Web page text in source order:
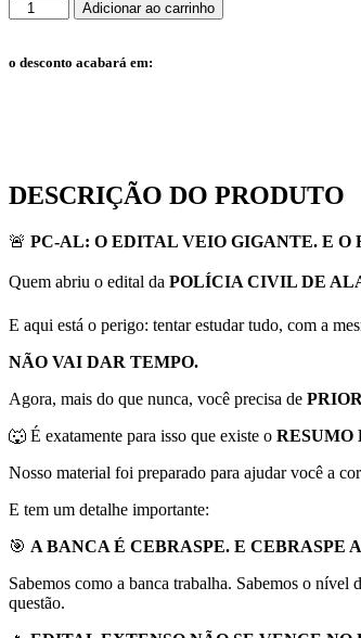
RESUMO
BIZURADO
QUE
AL
Adicionar ao carrinho
o desconto acabará em:
DESCRIÇÃO DO PRODUTO
🚨 PC-AL: O EDITAL VEIO GIGANTE. E O
Quem abriu o edital da POLÍCIA CIVIL DE
E aqui está o perigo: tentar estudar tudo, com a
NÃO VAI DAR TEMPO.
Agora, mais do que nunca, você precisa de
🐺 É exatamente para isso que existe o RESUMO
Nosso material foi preparado para ajudar você a
E tem um detalhe importante:
🎯 A BANCA É CEBRASPE. E CEBRASPE
Sabemos como a banca trabalha. Sabemos o
questão.